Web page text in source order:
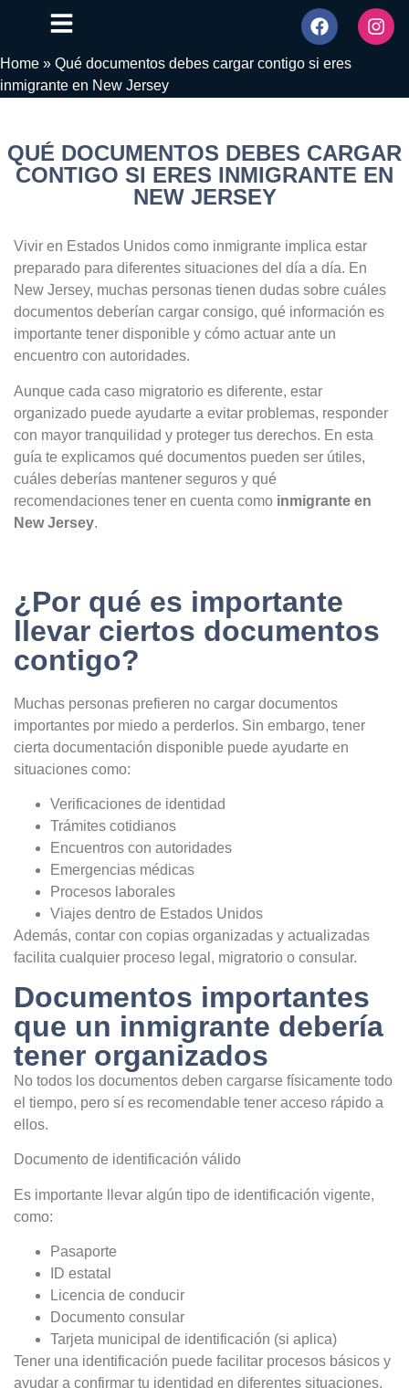
Home » Qué documentos debes cargar contigo si eres
inmigrante en New Jersey
QUÉ DOCUMENTOS DEBES CARGAR
CONTIGO SI ERES INMIGRANTE EN
NEW JERSEY
Vivir en Estados Unidos como inmigrante implica estar
preparado para diferentes situaciones del día a día. En
New Jersey, muchas personas tienen dudas sobre cuáles
documentos deberían cargar consigo, qué información es
importante tener disponible y cómo actuar ante un
encuentro con autoridades.
Aunque cada caso migratorio es diferente, estar
organizado puede ayudarte a evitar problemas, responder
con mayor tranquilidad y proteger tus derechos. En esta
guía te explicamos qué documentos pueden ser útiles,
cuáles deberías mantener seguros y qué
recomendaciones tener en cuenta como inmigrante en
New Jersey.
¿Por qué es importante
llevar ciertos documentos
contigo?
Muchas personas prefieren no cargar documentos
importantes por miedo a perderlos. Sin embargo, tener
cierta documentación disponible puede ayudarte en
situaciones como:
Verificaciones de identidad
Trámites cotidianos
Encuentros con autoridades
Emergencias médicas
Procesos laborales
Viajes dentro de Estados Unidos
Además, contar con copias organizadas y actualizadas
facilita cualquier proceso legal, migratorio o consular.
Documentos importantes
que un inmigrante debería
tener organizados
No todos los documentos deben cargarse físicamente todo
el tiempo, pero sí es recomendable tener acceso rápido a
ellos.
Documento de identificación válido
Es importante llevar algún tipo de identificación vigente,
como:
Pasaporte
ID estatal
Licencia de conducir
Documento consular
Tarjeta municipal de identificación (si aplica)
Tener una identificación puede facilitar procesos básicos y
ayudar a confirmar tu identidad en diferentes situaciones.